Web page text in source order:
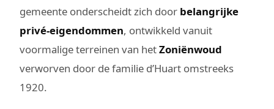
gemeente onderscheidt zich door belangrijke
privé-eigendommen, ontwikkeld vanuit
voormalige terreinen van hetZoniënwoud
verworven door de familie d’Huart omstreeks
1920.